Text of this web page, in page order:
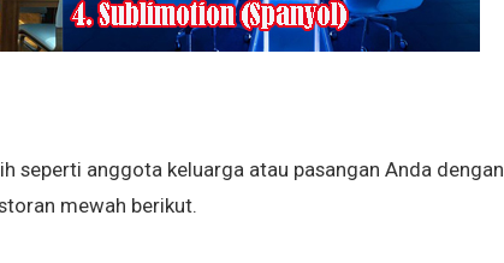
seperti anggota keluarga atau pasangan Anda dengan
mewah berikut.